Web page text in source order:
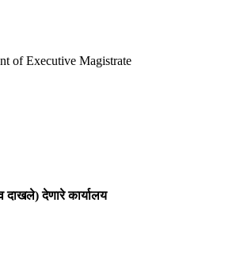
of Executive Magistrate
देणारे कार्यालय